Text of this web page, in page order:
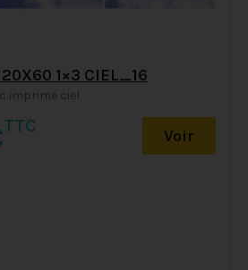
1×3 CIEL_16
imprimé ciel
TTC Voir